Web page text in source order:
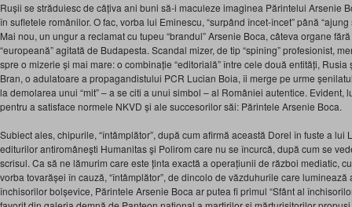
Rușii se străduiesc de câțiva ani buni să-i maculeze imaginea Părintelui Arsenie
în sufletele românilor. O fac, vorba lui Eminescu, “surpând încet-încet” până
Mai nou, un ungur a reclamat cu tupeu “brandul” Arsenie Boca, câteva organe
“europeană” agitată de Budapesta. Scandal mizer, de tip “spining” profesionist,
spre o mizerie și mai mare: o combinație “editorială” între cele două entități,
Bran, o adulatoare a propagandistului PCR Lucian Boia, îi merge pe urme
la demolarea unui “mit” – a se citi a unui simbol – al României autentice. Evident,
pentru a satisface normele NKVD și ale succesorilor săi: Părintele Arsenie Boca.
Subiect ales, chipurile, “întâmplător”, după cum afirmă această Dorel în fuste a lui
editurilor antiromâneşti Humanitas şi Polirom care nu se încurcă, după cum se
scrisul. Ca să ne lămurim care este ținta exactă a operațiunii de război mediatic,
vorba tovarășei în cauză, “întâmplător”, de dincolo de văzduhurile care
închisorilor bolșevice, Părintele Arsenie Boca ar putea fi primul “Sfânt al